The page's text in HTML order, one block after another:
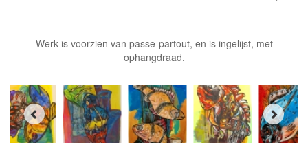
Werk is voorzien van passe-partout, en is ingelijst, met
ophangdraad.